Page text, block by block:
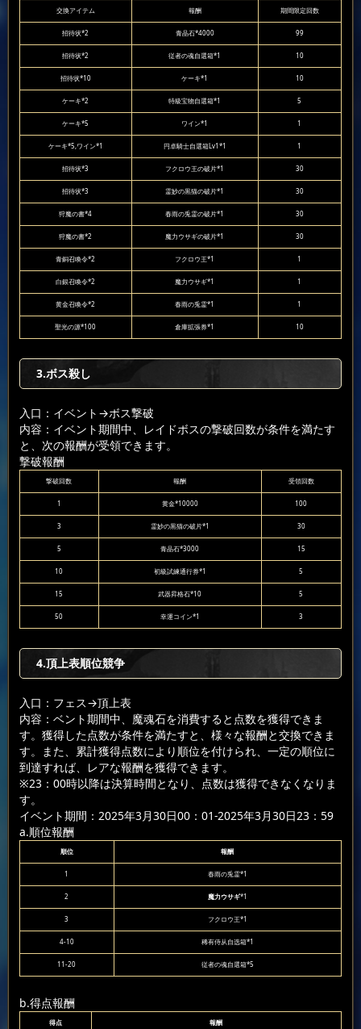
交換アイテム 報酬 期間限定回数
招待状*2 青晶石*4000 99
招待状*2 従者の魂自選箱*1 10
招待状*10 ケーキ*1 10
ケーキ*2 特級宝物自選箱*1 5
ケーキ*5 ワイン*1 1
ケーキ*5,ワイン*1 円卓騎士自選箱Lv1*1 1
招待状*3 フクロウ王の破片*1 30
招待状*3 霊妙の黒猫の破片*1 30
狩魔の書*4 春雨の兎霊の破片*1 30
狩魔の書*2 魔力ウサギの破片*1 30
青銅召喚令*2 フクロウ王*1 1
白銀召喚令*2 魔力ウサギ*1 1
黄金召喚令*2 春雨の兎霊*1 1
聖光の源*100 倉庫拡張券*1 10
3.ボス殺し
入口：イベント →ボス撃破
内容：イベント期間中、レイドボスの撃破回数が条件を満たす
と、次の報酬が受領できます。
撃破報酬
撃破回数 報酬 受領回数
1 黄金*10000 100
3 霊妙の黒猫の破片*1 30
5 青晶石*3000 15
10 初級試練通行券*1 5
15 武器昇格石*10 5
50 幸運コイン*1 3
4.頂上表順位競争
入口：フェス→頂上表
内容：ベント期間中、魔魂石を消費すると点数を獲得できま
す。獲得した点数が条件を満たすと、様々な報酬と交換できま
す。また、累計獲得点数により順位を付けられ、一定の順位に
到達すれば、レアな報酬を獲得できます。
※23：00時以降は決算時間となり、点数は獲得できなくなりま
す。
イベント期間：2025年3月30日00：01-2025年3月30日23：59
a.順位報酬
順位 報酬
1 春雨の兎霊*1
2 魔力ウサギ*1
3 フクロウ王*1
4-10 稀有侍从自选箱*1
11-20 従者の魂自選箱*5
b.得点報酬
得点 報酬